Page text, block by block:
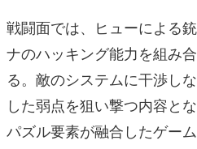
戦闘面では、ヒューによる
ナのハッキング能力を組み
る。敵のシステムに干渉し
した弱点を狙い撃つ内容と
パズル要素が融合したゲー